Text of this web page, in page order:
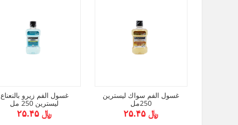
غسول الفم زيرو بالنعناع
ليسترين 250 مل
﷼ ۲۵.۴۵
غسول الفم سواك ليسترين
250مل
﷼ ۲۵.۴۵